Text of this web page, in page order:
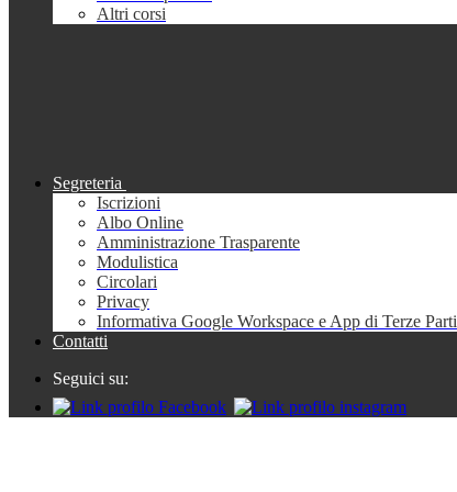
Altri corsi
Segreteria
Iscrizioni
Albo Online
Amministrazione Trasparente
Modulistica
Circolari
Privacy
Informativa Google Workspace e App di Terze Parti
Contatti
Seguici su: